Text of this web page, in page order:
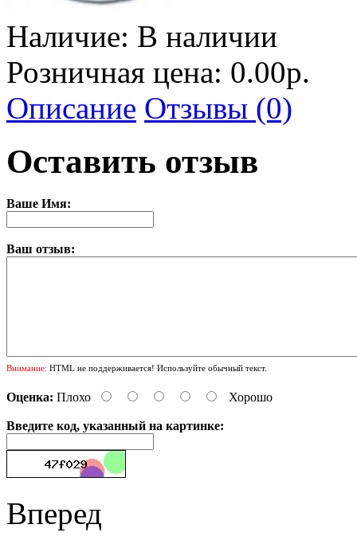
Наличие: В наличии
Розничная цена: 0.00р.
Описание Отзывы (0)
Оставить отзыв
Ваше Имя:
Ваш отзыв:
Внимание: HTML не поддерживается! Используйте обычный текст.
Оценка: Плохо Хорошо
Введите код, указанный на картинке:
Вперед